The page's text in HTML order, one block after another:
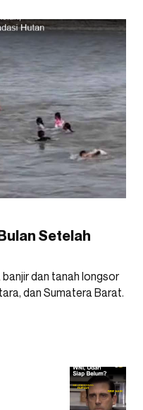
Setelah
dan tanah longsor
dan Sumatera Barat.